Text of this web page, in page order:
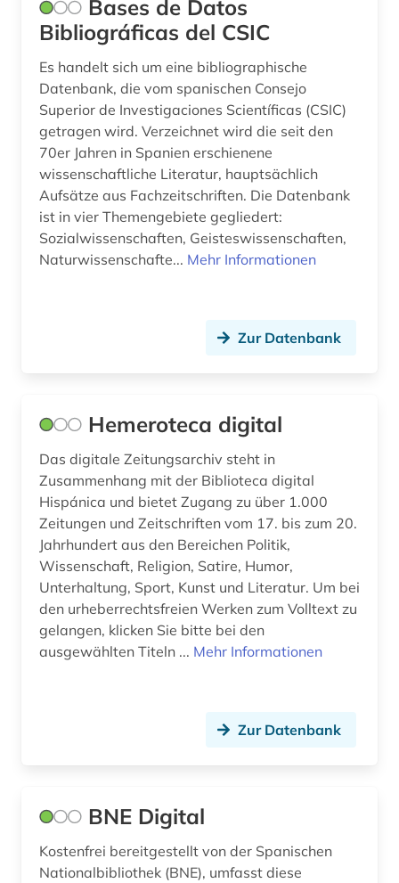
Bases de Datos
Bibliográficas del CSIC
Es handelt sich um eine bibliographische
Datenbank, die vom spanischen Consejo
Superior de Investigaciones Scientíficas (CSIC)
getragen wird. Verzeichnet wird die seit den
70er Jahren in Spanien erschienene
wissenschaftliche Literatur, hauptsächlich
Aufsätze aus Fachzeitschriften. Die Datenbank
ist in vier Themengebiete gegliedert:
Sozialwissenschaften, Geisteswissenschaften,
Naturwissenschafte... Mehr Informationen
Zur Datenbank
Hemeroteca digital
Das digitale Zeitungsarchiv steht in
Zusammenhang mit der Biblioteca digital
Hispánica und bietet Zugang zu über 1.000
Zeitungen und Zeitschriften vom 17. bis zum 20.
Jahrhundert aus den Bereichen Politik,
Wissenschaft, Religion, Satire, Humor,
Unterhaltung, Sport, Kunst und Literatur. Um bei
den urheberrechtsfreien Werken zum Volltext zu
gelangen, klicken Sie bitte bei den
ausgewählten Titeln ... Mehr Informationen
Zur Datenbank
BNE Digital
Kostenfrei bereitgestellt von der Spanischen
Nationalbibliothek (BNE), umfasst diese